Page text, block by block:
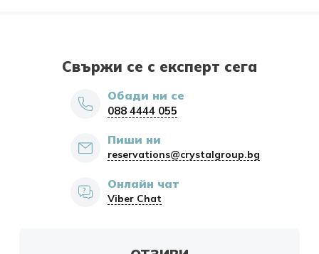
Свържи се с експерт сега
Обади ни се
088 4444 055
Пиши ни
reservations@crystalgroup.bg
Онлайн чат
Viber Chat